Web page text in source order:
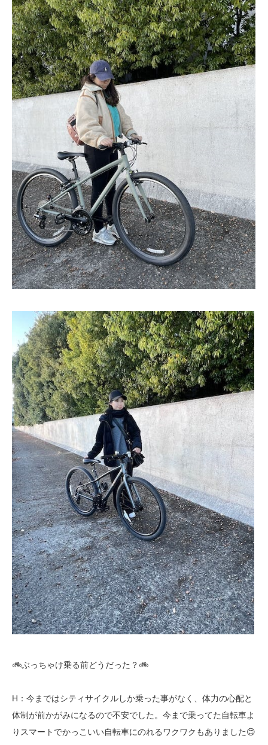
🚲ぶっちゃけ乗る前どうだった？🚲
H：今まではシティサイクルしか乗った事がなく、体力の心配と
体制が前かがみになるので不安でした。今まで乗ってた自転車よ
りスマートでかっこいい自転車にのれるワクワクもありました😊